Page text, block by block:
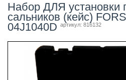
Набор ДЛЯ установки
сальников (кейс)
04J1040D артикул: 816132